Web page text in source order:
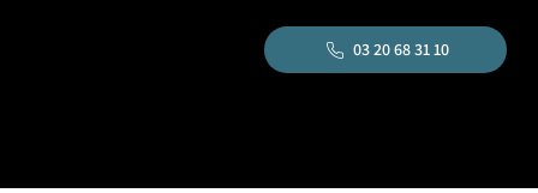
03 20 68 31 10